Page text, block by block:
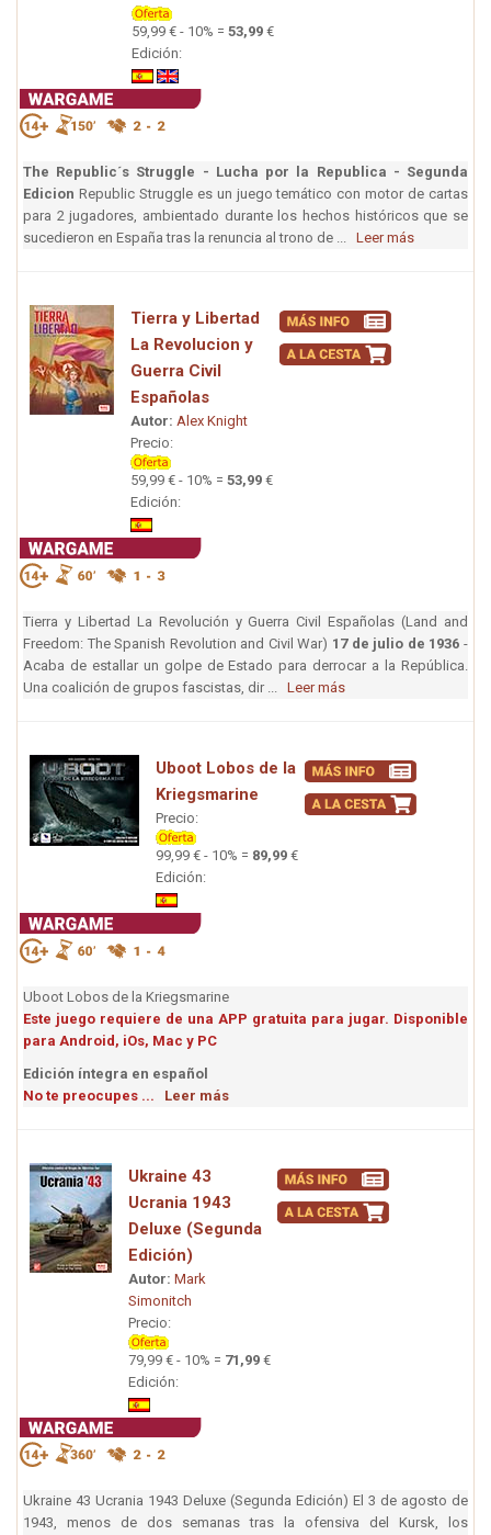
59,99 € - 10% = 53,99 €
Edición:
The Republic´s Struggle - Lucha por la Republica - Segunda
Edicion Republic Struggle es un juego temático con motor de cartas
para 2 jugadores, ambientado durante los hechos históricos que se
sucedieron en España tras la renuncia al trono de ... Leer más
Tierra y Libertad
La Revolucion y
Guerra Civil
Españolas
Autor: Alex Knight
Precio:
59,99 € - 10% = 53,99 €
Edición:
Tierra y Libertad La Revolución y Guerra Civil Españolas (Land and
Freedom: The Spanish Revolution and Civil War) 17 de julio de 1936 -
Acaba de estallar un golpe de Estado para derrocar a la República.
Una coalición de grupos fascistas, dir ... Leer más
Uboot Lobos de la
Kriegsmarine
Precio:
99,99 € - 10% = 89,99 €
Edición:
Uboot Lobos de la Kriegsmarine
Este juego requiere de una APP gratuita para jugar. Disponible
para Android, iOs, Mac y PC
Edición íntegra en español
No te preocupes ... Leer más
Ukraine 43
Ucrania 1943
Deluxe (Segunda
Edición)
Autor: Mark
Simonitch
Precio:
79,99 € - 10% = 71,99 €
Edición:
Ukraine 43 Ucrania 1943 Deluxe (Segunda Edición) El 3 de agosto de
1943, menos de dos semanas tras la ofensiva del Kursk, los